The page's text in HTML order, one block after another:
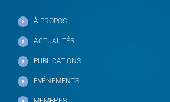
À PROPOS
ACTUALITÉS
PUBLICATIONS
EVÉNEMENTS